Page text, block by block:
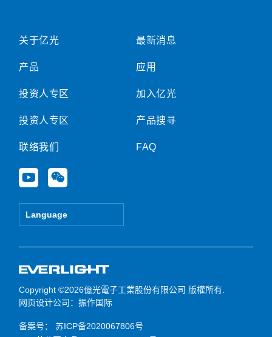
关于亿光
产品
投资人专区
投资人专区
联络我们
Y
o
u
e
W
e
i
Language
最新消息
应用
加入亿光
产品搜寻
FAQ
Copyright ©2026億光電子工業股份有限公司 版權所有.
网页设计公司 ：振作国际
备案号：
苏ICP备2020067806号